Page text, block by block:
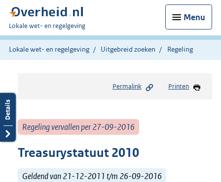
Menu
U
bent
hier:
Lokale wet- en regelgeving
Lokale wet- en regelgeving Uitgebreid zoeken Regeling
Permalink Printen
Regeling vervallen per 27-09-2016
Treasurystatuut 2010
Geldend van 21-12-2011 t/m 26-09-2016